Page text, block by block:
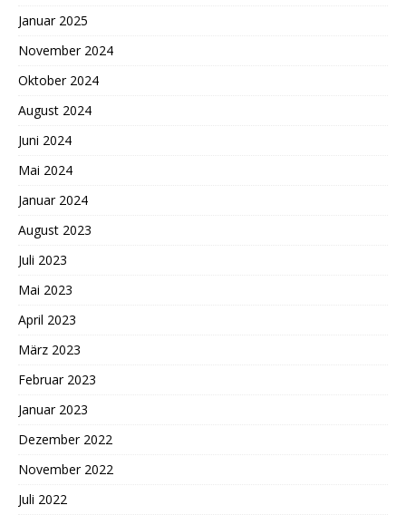
Januar 2025
November 2024
Oktober 2024
August 2024
Juni 2024
Mai 2024
Januar 2024
August 2023
Juli 2023
Mai 2023
April 2023
März 2023
Februar 2023
Januar 2023
Dezember 2022
November 2022
Juli 2022